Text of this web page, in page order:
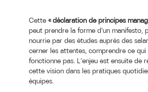
Cette « déclaration de principes
peut prendre la forme d’un manifesto,
nourrie par des études auprès des
cerner les attentes, comprendre ce
fonctionne pas. L’enjeu est ensuite de
cette vision dans les pratiques
équipes.